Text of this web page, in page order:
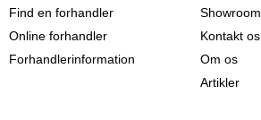
Find en forhandler
Online forhandler
Forhandlerinformation
Showroom
Kontakt os
Om os
Artikler